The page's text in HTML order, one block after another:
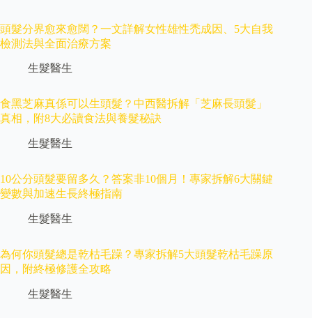
頭髮分界愈來愈闊？一文詳解女性雄性禿成因、5大自我
檢測法與全面治療方案
生髮醫生
食黑芝麻真係可以生頭髮？中西醫拆解「芝麻長頭髮」
真相，附8大必讀食法與養髮秘訣
生髮醫生
10公分頭髮要留多久？答案非10個月！專家拆解6大關鍵
變數與加速生長終極指南
生髮醫生
為何你頭髮總是乾枯毛躁？專家拆解5大頭髮乾枯毛躁原
因，附終極修護全攻略
生髮醫生